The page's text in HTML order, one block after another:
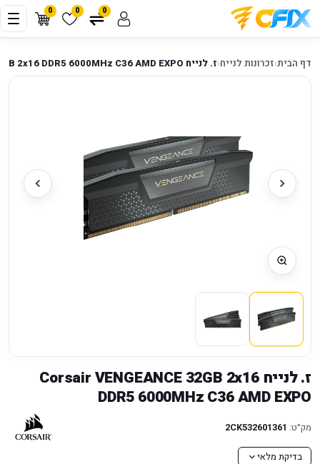
0 0 0
דף הבית‹זכרונות לנייח‹ז. לנייח Corsair VENGEANCE 32GB 2x16 DDR5 6000MHz C36 AMD EXPO
ז. לנייח Corsair VENGEANCE 32GB 2x16
DDR5 6000MHz C36 AMD EXPO
מק״ט: 2CK532601361
בדיקת מלאי